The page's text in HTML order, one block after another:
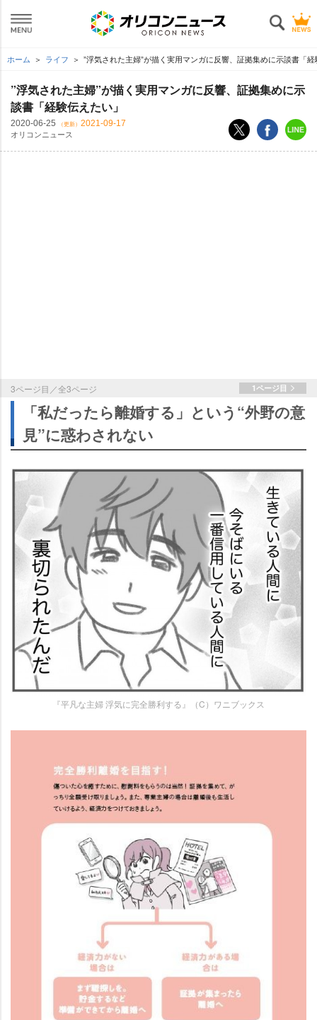
ホーム ライフ ”浮気された主婦”が描く実用マンガに反響、証拠集めに示談書「
”浮気された主婦”が描く実用マンガに反響、証拠集めに示
談書「経験伝えたい」
2020-06-25 （更新） 2021-09-17
オリコンニュース
3ページ目／全3ページ 1ページ目
「私だったら離婚する」という“外野の意
見”に惑わされない
『平凡な主婦 浮気に完全勝利する』（C）ワニブックス